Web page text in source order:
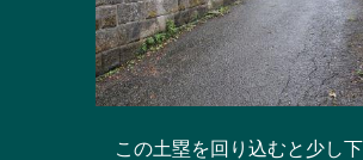
この土塁を回り込むと少し下